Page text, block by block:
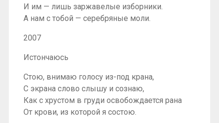
И им — лишь заржавелые изборники.
А нам с тобой — серебряные моли.
2007
Истончаюсь
Стою, внимаю голосу из-под крана,
С экрана слово слышу и сознаю,
Как с хрустом в груди освобождается рана
От крови, из которой я состою.